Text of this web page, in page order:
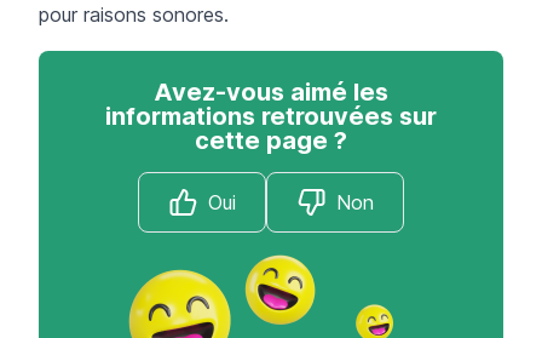
pour raisons sonores.
Avez-vous aimé les
informations retrouvées sur
cette page ?
Oui Non